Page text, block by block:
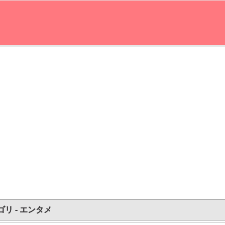
リ - エンタメ